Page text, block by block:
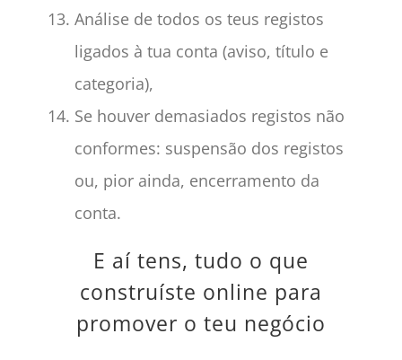
Análise de todos os teus registos
ligados à tua conta (aviso, título e
categoria),
Se houver demasiados registos não
conformes: suspensão dos registos
ou, pior ainda, encerramento da
conta.
E aí tens, tudo o que
construíste online para
promover o teu negócio